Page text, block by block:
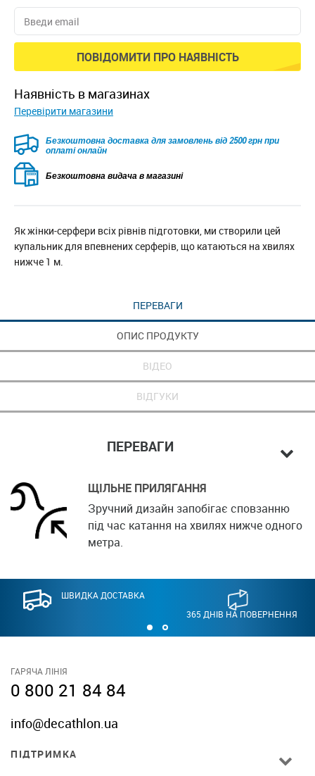
ПОВІДОМИТИ ПРО НАЯВНІСТЬ
наявність в магазинах
Перевірити магазини
Безкоштовна доставка для замовлень від 2500 грн при
оплаті онлайн
Безкоштовна видача в магазині
Як жінки-серфери всіх рівнів підготовки, ми створили цей
купальник для впевнених серферів, що катаються на хвилях
нижче 1 м.
ПЕРЕВАГИ
ОПИС ПРОДУКТУ
ВІДЕО
ВІДГУКИ
ПЕРЕВАГИ
ЩІЛЬНЕ ПРИЛЯГАННЯ
Зручний дизайн запобігає сповзанню
під час катання на хвилях нижче одного
метра.
ШВИДКА ДОСТАВКА
365 ДНІВ НА ПОВЕРНЕННЯ
ГАРЯЧА ЛІНІЯ
0 800 21 84 84
info@decathlon.ua
ПІДТРИМКА